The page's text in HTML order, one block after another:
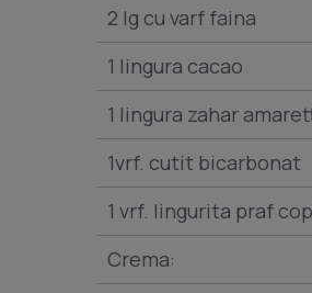
2 lg cu varf faina
1 lingura cacao
1 lingura zahar
1vrf. cutit bicarbonat
1 vrf. lingurita praf
Crema: